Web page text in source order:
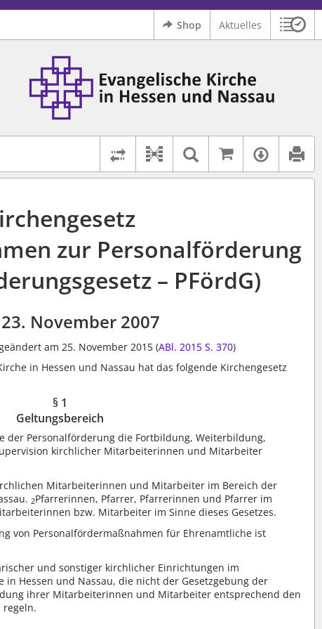
Shop Aktuelles
findet auch: "Pfarrerinitiative" oder "Pfarrerausschuss".
Hilfe.
Logo Ev. Kirche in Hessen und Nassau
Rechtsstände vergleichen
Dokument-Beziehungen
Textsuche im
Auf
zur Personalförderung
– PFördG)
November 2007
am 25. November 2015 (ABl. 2015 S. 370)
in Hessen und Nassau hat das folgende Kirchengesetz
§ 1
Geltungsbereich
der Personalförderung die Fortbildung, Weiterbildung,
kirchlicher Mitarbeiterinnen und Mitarbeiter
Mitarbeiterinnen und Mitarbeiter im Bereich der
2Pfarrerinnen, Pfarrer, Pfarrerinnen und Pfarrer im
bzw. Mitarbeiter im Sinne dieses Gesetzes.
von Personalfördermaßnahmen für Ehrenamtliche ist
und sonstiger kirchlicher Einrichtungen im
in Hessen und Nassau, die nicht der Gesetzgebung der
ihrer Mitarbeiterinnen und Mitarbeiter entsprechend den
regeln.